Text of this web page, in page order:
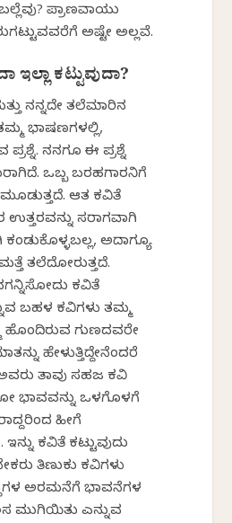
ಪ್ರಾಣವಾಯು
ಅಷ್ಟೇ ಅಲ್ಲವೆ.
ಇಲ್ಲಾ ಕಟ್ಟುವುದಾ?
ನನ್ನದೇ ತಲೆಮಾರಿನ
ಭಾಷಣಗಳಲ್ಲಿ,
ಪ್ರಶ್ನೆ. ನನಗೂ ಈ ಪ್ರಶ್ನೆ
ಒಬ್ಬ ಬರಹಗಾರನಿಗೆ
ಆತ ಕವಿತೆ
ಉತ್ತರವನ್ನು ಸರಾಗವಾಗಿ
ಅದಾಗ್ಯೂ
ತಲೆದೋರುತ್ತದೆ.
ಕವಿತೆ
ಬಹಳ ಕವಿಗಳು ತಮ್ಮ
ಹೊಂದಿರುವ ಗುಣದವರೇ
ಹೇಳುತ್ತಿದ್ದೇನೆಂದರೆ
ತಾವು ಸಹಜ ಕವಿ
ಭಾವವನ್ನು ಒಳಗೊಳಗೆ
ಹೀಗೆ
ಕವಿತೆ ಕಟ್ಟುವುದು
ತಿಣುಕು ಕವಿಗಳು
ಅರಮನೆಗೆ ಭಾವನೆಗಳ
ಮುಗಿಯಿತು ಎನ್ನುವ